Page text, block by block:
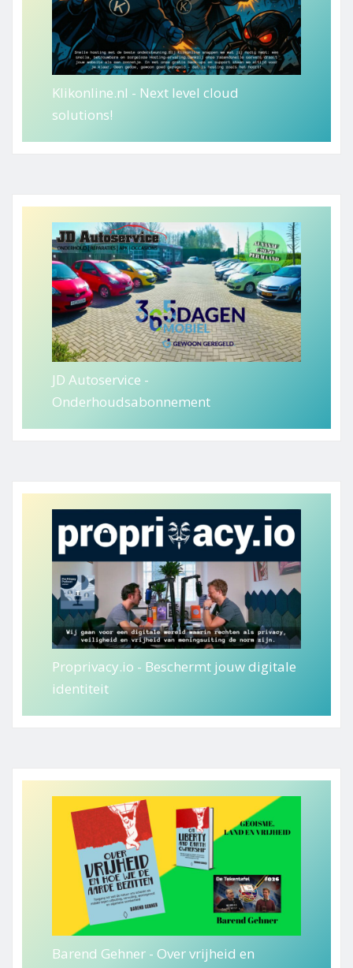
Klikonline.nl - Next level cloud
solutions!
JD Autoservice -
Onderhoudsabonnement
Proprivacy.io - Beschermt jouw digitale
identiteit
Barend Gehner - Over vrijheid en